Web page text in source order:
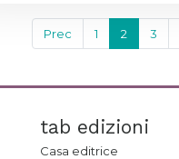
Prec 1 2 3
tab edizioni
Casa editrice